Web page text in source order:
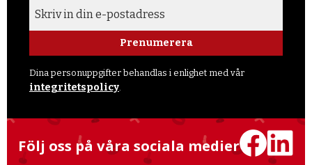
Prenumerera
Dina personuppgifter behandlas i enlighet med vår
integritetspolicy
Följ oss på våra sociala medier